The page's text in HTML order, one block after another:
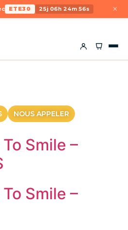
ETE30 25j 06h 24m 56s ×
NOUS APPELER
Smile –
Smile –